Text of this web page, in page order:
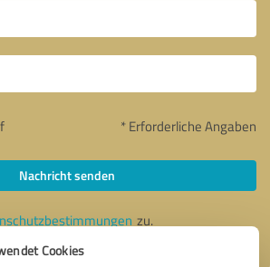
Cookies
* Erforderliche Angaben
Nachricht senden
zu.